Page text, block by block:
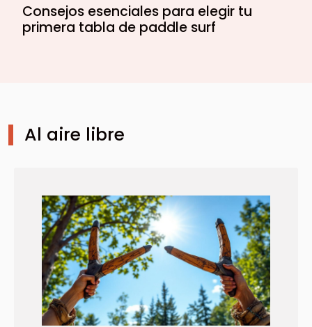
Consejos esenciales para elegir tu
primera tabla de paddle surf
Al aire libre